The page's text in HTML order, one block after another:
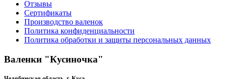
Отзывы
Сертификаты
Производство валенок
Политика конфиденциальности
Политика обработки и защиты персональных данных
Валенки "Кусиночка"